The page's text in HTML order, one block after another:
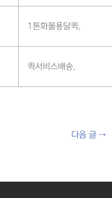
1톤화물용달퀵,
퀵서비스배송,
다음 글→